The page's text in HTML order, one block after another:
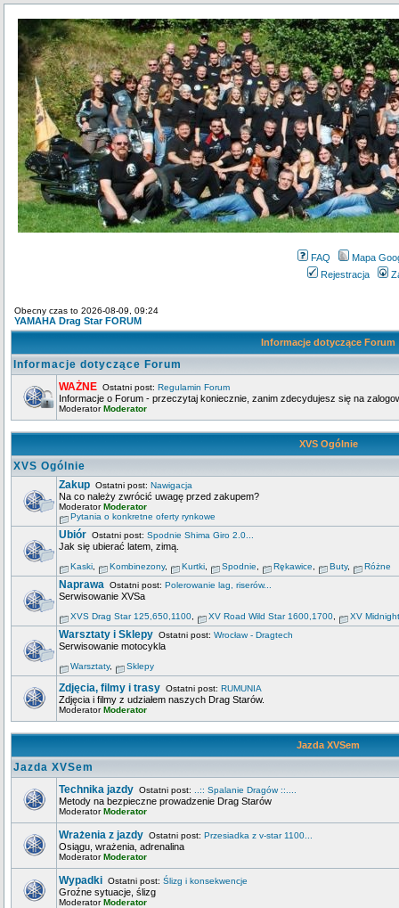
FAQ
Mapa
Rejestracja
Obecny czas to 2026-08-09, 09:24
YAMAHA Drag Star FORUM
Informacje dotyczące Forum
Informacje dotyczące Forum
WAŻNE Ostatni post: Regulamin Forum
Informacje o Forum - przeczytaj koniecznie, zanim zdecydujesz się na
ModeratorModerator
XVS Ogólnie
XVS Ogólnie
Zakup Ostatni post: Nawigacja
Na co należy zwrócić uwagę przed zakupem?
ModeratorModerator
Pytania o konkretne oferty rynkowe
Ubiór Ostatni post: Spodnie Shima Giro 2.0...
Jak się ubierać latem, zimą.
Kaski Kombinezony, Kurtki Spodnie Rękawice Buty, Różne
Naprawa Ostatni post: Polerowanie lag, riserów...
Serwisowanie XVSa
XVS Drag Star 125,650,1100 XV Road Wild Star 1600,1700 XV
Warsztaty i Sklepy Ostatni post: Wrocław - Dragtech
Serwisowanie motocykla
Warsztaty, Sklepy
Zdjęcia, filmy i trasy Ostatni post: RUMUNIA
Zdjęcia i filmy z udziałem naszych Drag Starów.
ModeratorModerator
Jazda XVSem
Jazda XVSem
Technika jazdy Ostatni post: ..:: Spalanie Dragów ::....
Metody na bezpieczne prowadzenie Drag Starów
ModeratorModerator
Wrażenia z jazdy Ostatni post: Przesiadka z v-star 1100...
Osiągu, wrażenia, adrenalina
ModeratorModerator
Wypadki Ostatni post: Ślizg i konsekwencje
Groźne sytuacje, ślizg
ModeratorModerator